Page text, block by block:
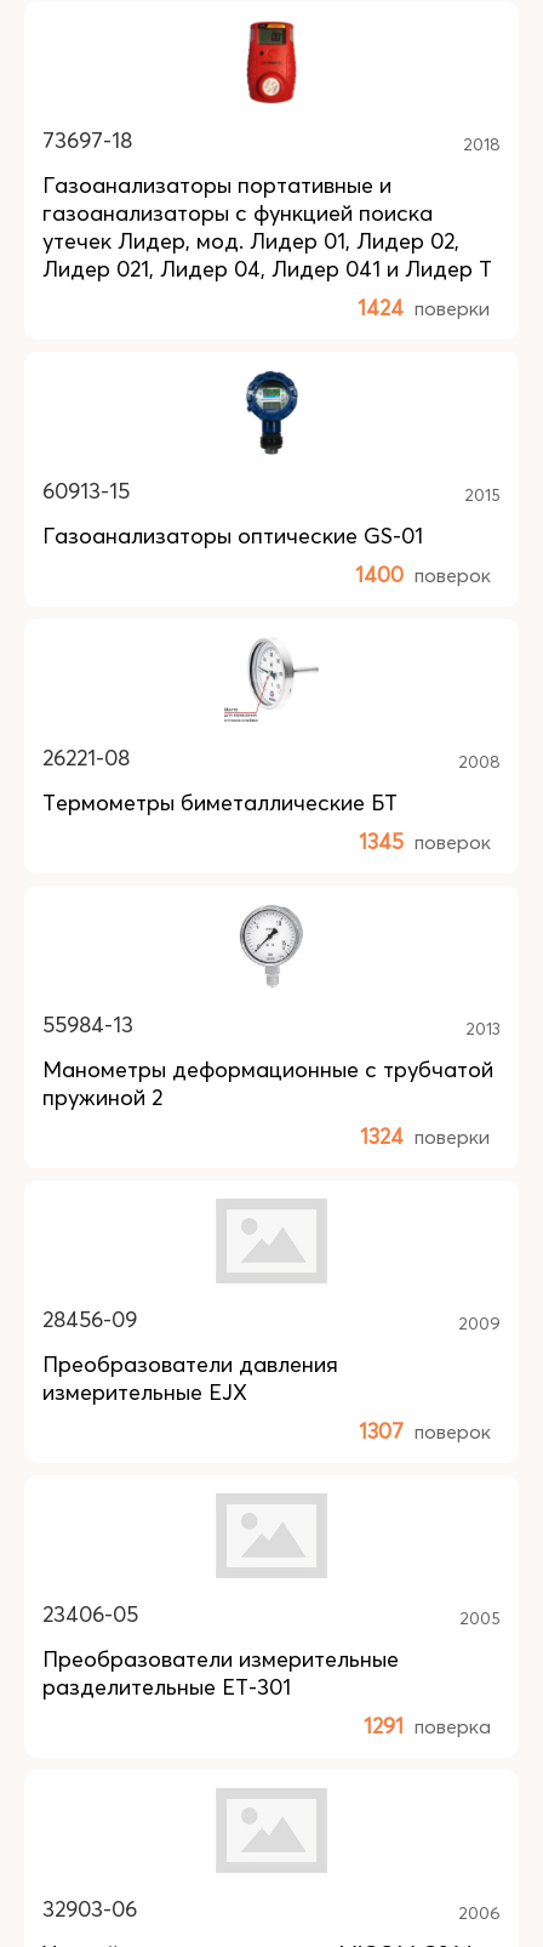
73697-18 2018
Газоанализаторы портативные и
газоанализаторы с функцией поиска
утечек Лидер, мод. Лидер 01, Лидер 02,
Лидер 021, Лидер 04, Лидер 041 и Лидер Т
1424 поверки
60913-15 2015
Газоанализаторы оптические GS-01
1400 поверок
26221-08 2008
Термометры биметаллические БТ
1345 поверок
55984-13 2013
Манометры деформационные с трубчатой
пружиной 2
1324 поверки
28456-09 2009
Преобразователи давления
измерительные EJX
1307 поверок
23406-05 2005
Преобразователи измерительные
разделительные ЕТ-301
1291 поверка
32903-06 2006